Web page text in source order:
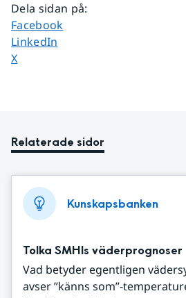
Dela sidan på:
Dela sidan på
Facebook
Dela sidan på
LinkedIn
Dela sidan på
X
Relaterade sidor
Kunskapsbanken
Tolka SMHIs väderprognoser
Vad betyder egentligen
avser ”känns som”-